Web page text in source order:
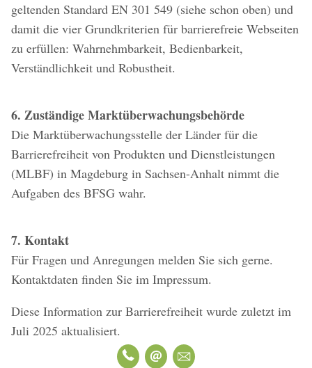
geltenden Standard EN 301 549 (siehe schon oben) und
damit die vier Grundkriterien für barrierefreie Webseiten
zu erfüllen: Wahrnehmbarkeit, Bedienbarkeit,
Verständlichkeit und Robustheit.
6. Zuständige Marktüberwachungsbehörde
Die Marktüberwachungsstelle der Länder für die
Barrierefreiheit von Produkten und Dienstleistungen
(MLBF) in Magdeburg in Sachsen-Anhalt nimmt die
Aufgaben des BFSG wahr.
7. Kontakt
Für Fragen und Anregungen melden Sie sich gerne.
Kontaktdaten finden Sie im Impressum.
Diese Information zur Barrierefreiheit wurde zuletzt im
Juli 2025 aktualisiert.